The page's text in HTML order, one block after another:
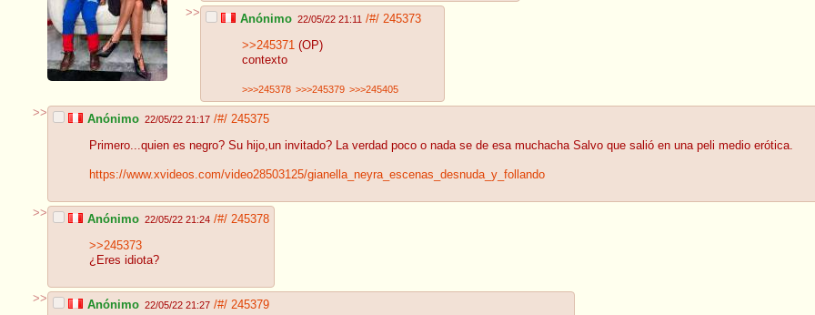
>> Anónimo 22/05/22 21:11 /#/ 245373
>>245371 (OP)
contexto
>>>245378 >>>245379 >>>245405
>> Anónimo 22/05/22 21:17 /#/ 245375
Primero...quien es negro? Su hijo,un invitado? La verdad poco o nada se de esa muchacha Salvo que salió en una peli medio erótica.
https://www.xvideos.com/video28503125/gianella_neyra_escenas_desnuda_y_follando
>> Anónimo 22/05/22 21:24 /#/ 245378
>>245373
¿Eres idiota?
>> Anónimo 22/05/22 21:27 /#/ 245379